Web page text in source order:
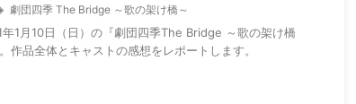
劇団四季 The Bridge ～歌の架け橋～
1月10日（日）の『劇団四季The Bridge ～歌の架け橋
作品全体とキャストの感想をレポートします。